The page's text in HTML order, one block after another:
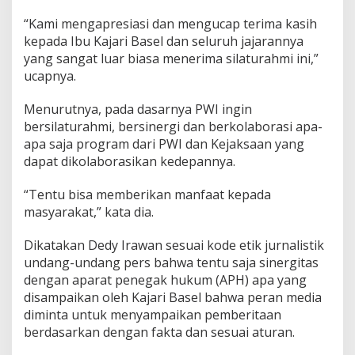
“Kami mengapresiasi dan mengucap terima kasih
kepada Ibu Kajari Basel dan seluruh jajarannya
yang sangat luar biasa menerima silaturahmi ini,”
ucapnya.
Menurutnya, pada dasarnya PWI ingin
bersilaturahmi, bersinergi dan berkolaborasi apa-
apa saja program dari PWI dan Kejaksaan yang
dapat dikolaborasikan kedepannya.
“Tentu bisa memberikan manfaat kepada
masyarakat,” kata dia.
Dikatakan Dedy Irawan sesuai kode etik jurnalistik
undang-undang pers bahwa tentu saja sinergitas
dengan aparat penegak hukum (APH) apa yang
disampaikan oleh Kajari Basel bahwa peran media
diminta untuk menyampaikan pemberitaan
berdasarkan dengan fakta dan sesuai aturan.